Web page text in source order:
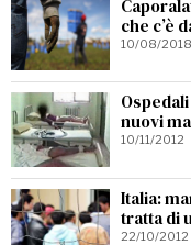
che c’è
10/08/2018
nuovi
10/11/2012
Italia:
tratta di
22/10/2012